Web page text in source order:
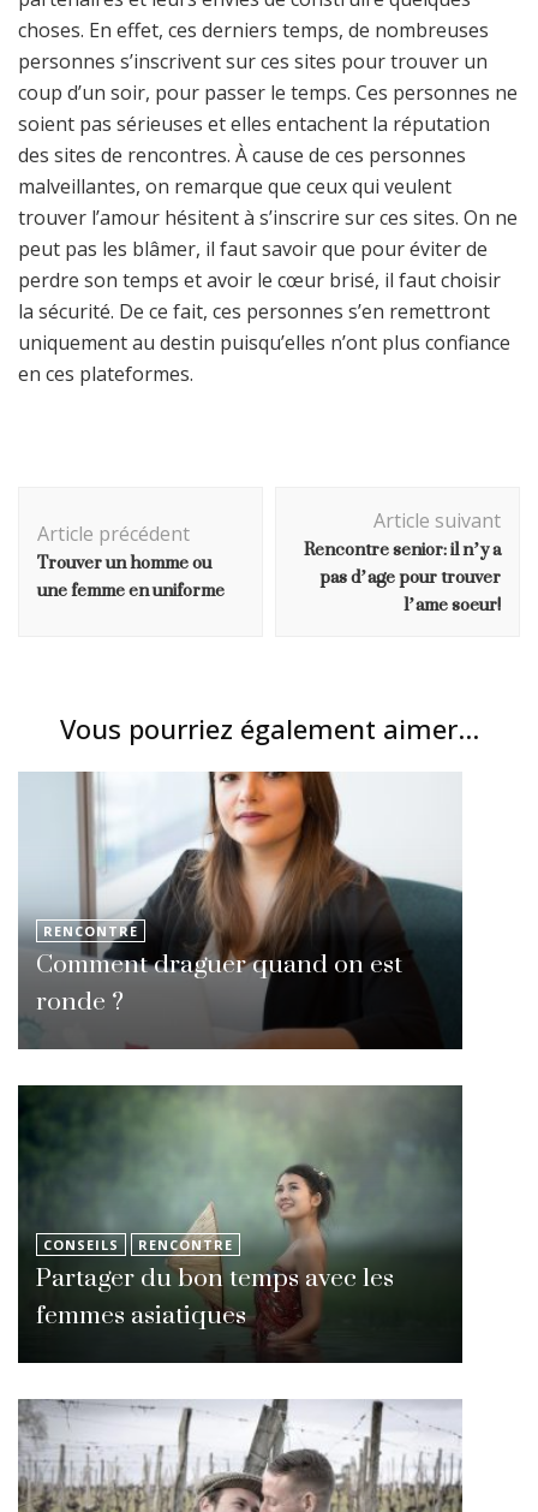
choses. En effet, ces derniers temps, de nombreuses
personnes s’inscrivent sur ces sites pour trouver un
coup d’un soir, pour passer le temps. Ces personnes ne
soient pas sérieuses et elles entachent la réputation
des sites de rencontres. À cause de ces personnes
malveillantes, on remarque que ceux qui veulent
trouver l’amour hésitent à s’inscrire sur ces sites. On ne
peut pas les blâmer, il faut savoir que pour éviter de
perdre son temps et avoir le cœur brisé, il faut choisir
la sécurité. De ce fait, ces personnes s’en remettront
uniquement au destin puisqu’elles n’ont plus confiance
en ces plateformes.
d'article
Article précédent
Trouver un homme ou
une femme en uniforme
Article suivant
Rencontre senior: il n’y a
pas d’age pour trouver
l’ame soeur!
Vous pourriez également aimer...
RENCONTRE
Comment draguer quand on est
ronde ?
CONSEILS RENCONTRE
Partager du bon temps avec les
femmes asiatiques